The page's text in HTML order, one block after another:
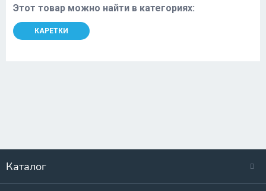
Этот товар можно найти в категориях:
КАРЕТКИ
Каталог